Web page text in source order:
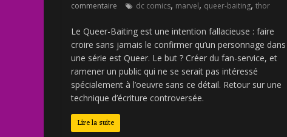
commentaire
dc comics, marvel, queer-baiting, thor
Le Queer-Baiting est une intention fallacieuse : faire
croire sans jamais le confirmer qu’un personnage dans
une série est Queer. Le but ? Créer du fan-service, et
ramener un public qui ne se serait pas intéressé
spécialement à l’oeuvre sans ce détail. Retour sur une
technique d’écriture controversée.
Lire la suite